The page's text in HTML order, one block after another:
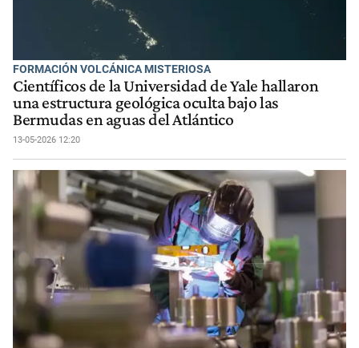
FORMACIÓN VOLCÁNICA MISTERIOSA
Científicos de la Universidad de Yale hallaron
una estructura geológica oculta bajo las
Bermudas en aguas del Atlántico
13-05-2026 12:20